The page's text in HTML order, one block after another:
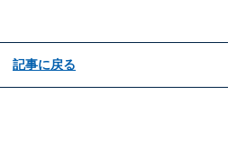
記事に戻る